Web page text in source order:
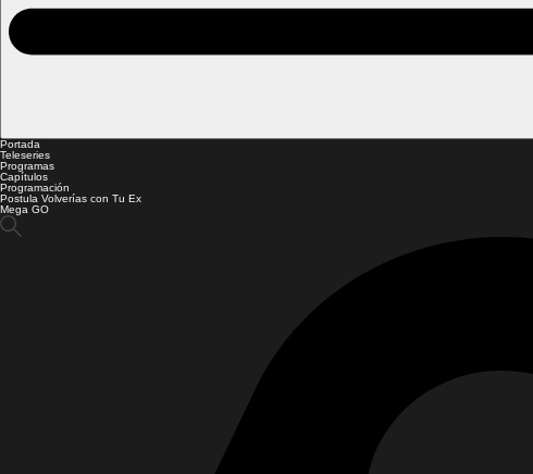
Portada
Teleseries
Programas
Capítulos
Programación
Postula Volverías con Tu Ex
Mega GO